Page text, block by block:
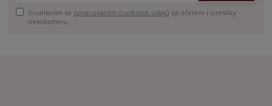
Souhlasím se zpracováním osobních údajů za účelem rozesílky
newsletteru.